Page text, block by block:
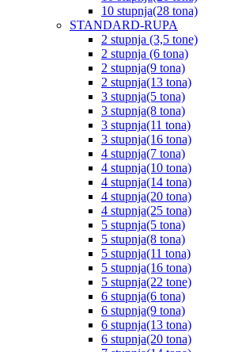
10 stupnja(28 tona)
STANDARD-RUPA
2 stupnja (3,5 tone)
2 stupnja (6 tona)
2 stupnja(9 tona)
2 stupnja(13 tona)
3 stupnja(5 tona)
3 stupnja(8 tona)
3 stupnja(11 tona)
3 stupnja(16 tona)
4 stupnja(7 tona)
4 stupnja(10 tona)
4 stupnja(14 tona)
4 stupnja(20 tona)
4 stupnja(25 tona)
5 stupnja(5 tona)
5 stupnja(8 tona)
5 stupnja(11 tona)
5 stupnja(16 tona)
5 stupnja(22 tone)
6 stupnja(6 tona)
6 stupnja(9 tona)
6 stupnja(13 tona)
6 stupnja(20 tona)